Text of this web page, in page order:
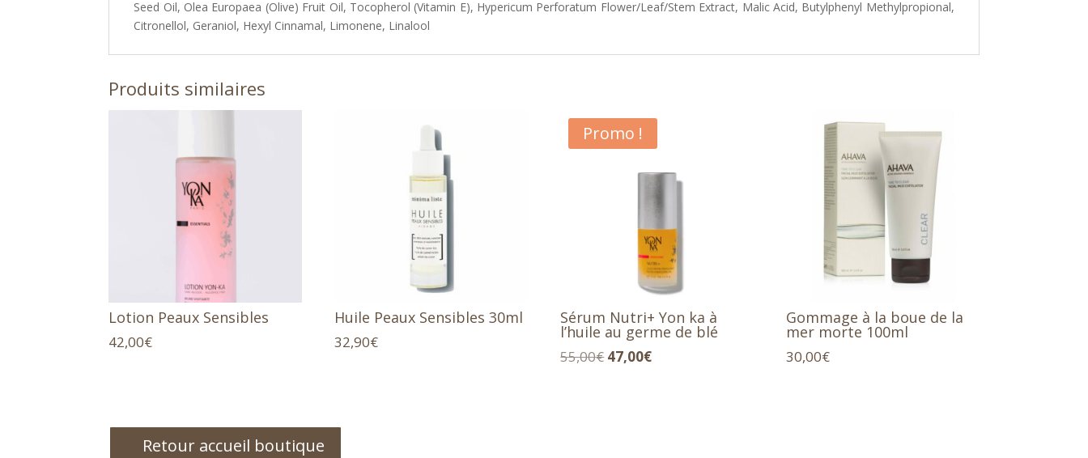
Seed Oil, Olea Europaea (Olive) Fruit Oil, Tocopherol (Vitamin E), Hypericum Perforatum Flower/Leaf/Stem Extract, Malic Acid, Butylphenyl Methylpropional,
Citronellol, Geraniol, Hexyl Cinnamal, Limonene, Linalool
Produits similaires
Lotion Peaux Sensibles
42,00€
Huile Peaux Sensibles 30ml
32,90€
Promo !
Sérum Nutri+ Yon ka à
l’huile au germe de blé
55,00€ Le
47,00€Le
Gommage à la boue de la
mer morte 100ml
30,00€
Retour accueil boutique